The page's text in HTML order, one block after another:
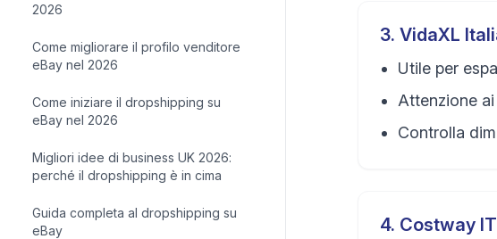
2026
Come migliorare il profilo venditore
eBay nel 2026
Come iniziare il dropshipping su
eBay nel 2026
Migliori idee di business UK 2026:
perché il dropshipping è in cima
Guida completa al dropshipping su
eBay
3. VidaXL
Utile per
Attenzione
Controlla
4. Costway